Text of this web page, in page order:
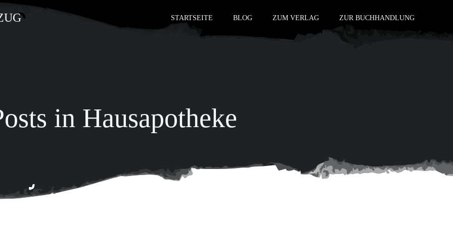
STARTSEITE BLOG ZUM VERLAG ZUR BUCHHANDLUNG
in Hausapotheke